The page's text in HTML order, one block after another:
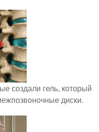
создали гель, который
диски.